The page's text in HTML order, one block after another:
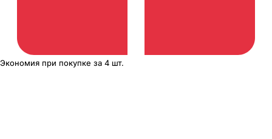
Экономия при покупке за 4 шт.